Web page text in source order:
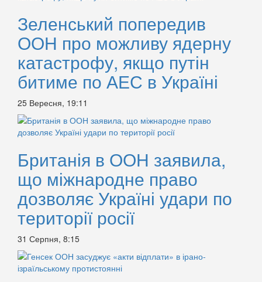
Зеленський попередив
ООН про можливу ядерну
катастрофу, якщо путін
битиме по АЕС в Україні
25 Вересня, 19:11
Британія в ООН заявила,
що міжнародне право
дозволяє Україні удари по
території росії
31 Серпня, 8:15